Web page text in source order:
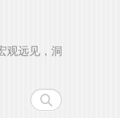
Search
观远见，洞